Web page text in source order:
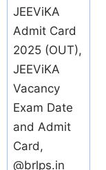
JEEViKA
Admit Card
2025 (OUT),
JEEViKA
Vacancy
Exam Date
and Admit
Card,
@brlps.in